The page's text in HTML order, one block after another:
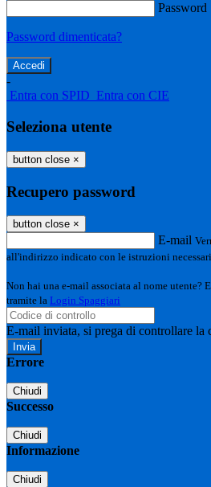
Password
Password dimenticata?
-
Entra con SPID Entra con CIE
Seleziona utente
button close ×
Recupero password
button close ×
E-mail
all'indirizzo indicato con le istruzioni
Non hai una e-mail associata al nome utente?
tramite la Login Spaggiari
E-mail inviata, si prega di controllare la
Errore
Chiudi
Successo
Chiudi
Informazione
Chiudi